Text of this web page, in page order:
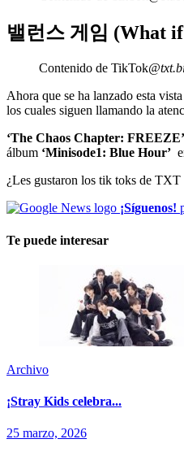
밸런스 게임 (What
Contenido de TikTok
Ahora que se ha lanzado esta
los cuales siguen llamando la
‘The Chaos Chapter: FREEZE’
álbum ‘Minisode1: Blue Hour’
¿Les gustaron los tik toks de TXT
¡Síguenos!
Te puede interesar
Archivo
¡Stray Kids celebra...
25 marzo, 2026